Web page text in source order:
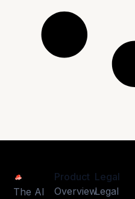
The AI
Product
Overview
Legal
Legal